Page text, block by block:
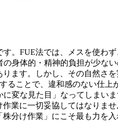
。FUE法では、メスを使わ
身体的・精神的負担が少ない
ます。しかし、その自然さ
ことで、違和感のない仕
変な見た目」なってしまいま
業に一切妥協してはなりませ
分け作業」にこそ最も力を